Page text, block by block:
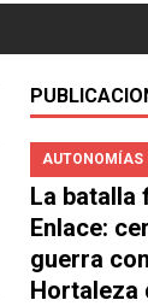
AUTONOMÍAS
La batalla
Enlace:
guerra
Hortaleza